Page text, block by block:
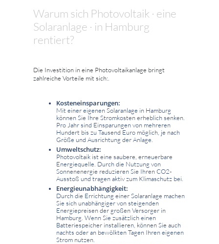
Warum sich Photovoltaik · eine
Solaranlage · in Hamburg
rentiert?
Die Investition in eine Photovoltaikanlage bringt
zahlreiche Vorteile mit sich:.
Kosteneinsparungen:
Mit einer eigenen Solaranlage in Hamburg
können Sie Ihre Stromkosten erheblich senken.
Pro Jahr sind Einsparungen von mehreren
Hundert bis zu Tausend Euro möglich, je nach
Größe und Ausrichtung der Anlage.
Umweltschutz:
Photovoltaik ist eine saubere, erneuerbare
Energiequelle. Durch die Nutzung von
Sonnenenergie reduzieren Sie Ihren CO2-
Ausstoß und tragen aktiv zum Klimaschutz bei.
Energieunabhängigkeit:
Durch die Errichtung einer Solaranlage machen
Sie sich unabhängiger von steigenden
Energiepreisen der großen Versorger in
Hamburg. Wenn Sie zusätzlich einen
Batteriespeicher installieren, können Sie auch
nachts oder an bewölkten Tagen Ihren eigenen
Strom nutzen.